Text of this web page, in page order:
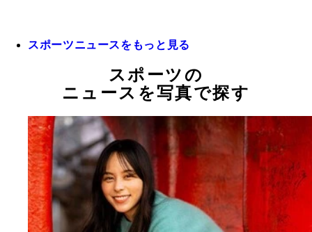
スポーツニュースをもっと見る
スポーツの
ニュースを写真で探す